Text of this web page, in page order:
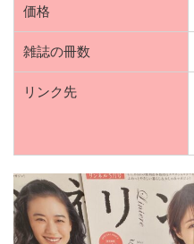
価格
雑誌の冊数
リンク先